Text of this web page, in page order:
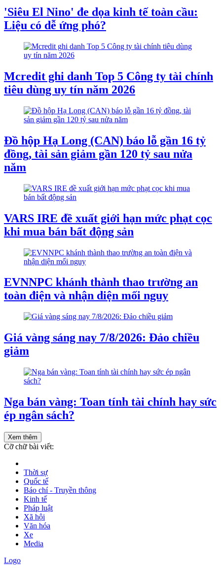
'Siêu El Nino' đe dọa kinh tế toàn cầu:
Liệu có dễ ứng phó?
Mcredit ghi danh Top 5 Công ty tài chính
tiêu dùng uy tín năm 2026
Đồ hộp Hạ Long (CAN) báo lỗ gần 16 tỷ
đồng, tài sản giảm gần 120 tỷ sau nửa
năm
VARS IRE đề xuất giới hạn mức phạt cọc
khi mua bán bất động sản
EVNNPC khánh thành thao trường an
toàn điện và nhận diện mối nguy
Giá vàng sáng nay 7/8/2026: Đảo chiều
giảm
Nga bán vàng: Toan tính tài chính hay sức
ép ngân sách?
Xem thêm
Cỡ chữ bài viết:
Thời sự
Quốc tế
Báo chí - Truyền thông
Kinh tế
Pháp luật
Xã hội
Văn hóa
Xe
Media
Logo